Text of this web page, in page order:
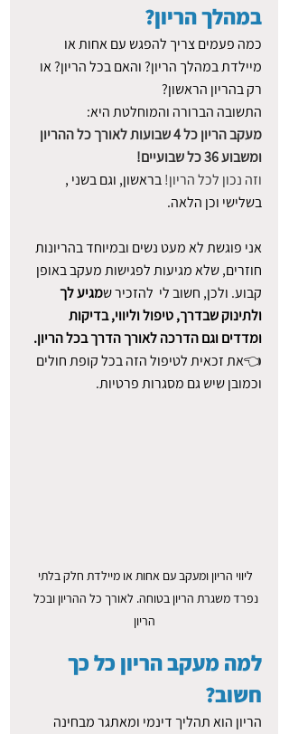
במהלך הריון?
כמה פעמים צריך להפגש עם אחות או
מיילדת במהלך הריון? והאם בכל הריון? או
רק בהריון הראשון?
התשובה הברורה והמוחלטת היא:
מעקב הריון כל 4 שבועות לאורך כל ההריון
ומשבוע 36 כל שבועיים!
וזה נכון לכל הריון! בראשון, וגם בשני ,
בשלישי וכן הלאה.
אני פוגשת לא מעט נשים ובמיוחד בהריונות
חוזרים, שלא מגיעות לפגישות מעקב באופן
קבוע. ולכן, חשוב לי  להזכיר שמגיע לך
ולתינוק שבדרך, טיפול וליווי, בדיקות
ומדדים וגם הדרכה לאורך הדרך בכל הריון.
👈את זכאית לטיפול הזה בכל קופת חולים
וכמובן שיש גם מסגרות פרטיות.
ליווי הריון ומעקב עם אחות או מיילדת חלק בלתי
נפרד משגרת הריון בטוחה. לאורך כל ההריון ובכל
הריון
למה מעקב הריון כל כך
חשוב?
הריון הוא תהליך דינמי ומאתגר מבחינה